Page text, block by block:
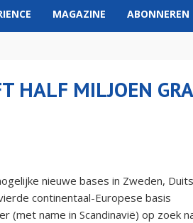
MAGAZINE ABONNEREN
HALF MILJOEN
nieuwe bases in Zweden,
continentaal-Europese basis
(met name in Scandinavië) op zoek